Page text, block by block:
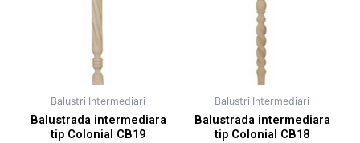
Balustri Intermediari
Balustrada intermediara
tip Colonial CB19
Balustri Intermediari
Balustrada intermediara
tip Colonial CB18